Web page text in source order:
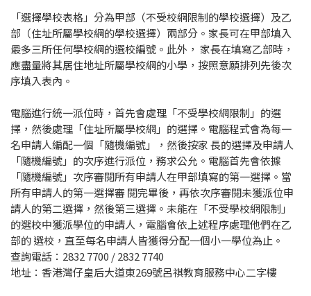
「選擇學校表格」分為甲部（不受校網限制的學校選擇）及乙
部（住址所屬學校網的學校選擇）兩部分。家長可在甲部填入
最多三所任何學校網的選校編號。此外， 家長在填寫乙部時，
應盡量將其居住地址所屬學校網的小學，按照意願排列先後次
序填入表內。
電腦進行統一派位時，首先會處理「不受學校網限制」的選
擇，然後處理「住址所屬學校網」的選擇。電腦程式會為每一
名申請人編配一個「隨機編號」，然後按家 長的選擇及申請人
「隨機編號」的次序進行派位，務求公允。電腦首先會依據
「隨機編號」次序審閱所有申請人在甲部填寫的第一選擇。當
所有申請人的第一選擇審 閱完畢後，再依次序審閱未獲派位申
請人的第二選擇，然後第三選擇。未能在「不受學校網限制」
的選校中獲派學位的申請人，電腦會依上述程序處理他們在乙
部的 選校，直至每名申請人皆獲得分配一個小一學位為止。
查詢電話：2832 7700 / 2832 7740
地址：香港灣仔皇后大道東269號呂祺教育服務中心二字樓